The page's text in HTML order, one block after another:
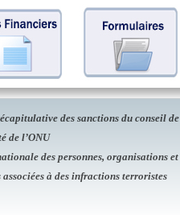
des sanctions du conseil de
de l’ONU
des personnes, organisations et
associées à des infractions terroristes